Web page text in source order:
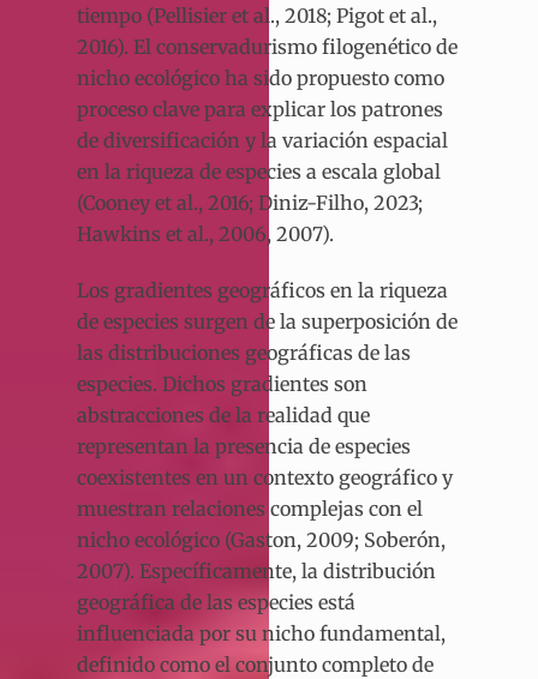
tiempo (Pellisier et al., 2018; Pigot et al.,
2016). El conservadurismo filogenético de
nicho ecológico ha sido propuesto como
proceso clave para explicar los patrones
de diversificación y la variación espacial
en la riqueza de especies a escala global
(Cooney et al., 2016; Diniz-Filho, 2023;
Hawkins et al., 2006, 2007).
Los gradientes geográficos en la riqueza
de especies surgen de la superposición de
las distribuciones geográficas de las
especies. Dichos gradientes son
abstracciones de la realidad que
representan la presencia de especies
coexistentes en un contexto geográfico y
muestran relaciones complejas con el
nicho ecológico (Gaston, 2009; Soberón,
2007). Específicamente, la distribución
geográfica de las especies está
influenciada por su nicho fundamental,
definido como el conjunto completo de